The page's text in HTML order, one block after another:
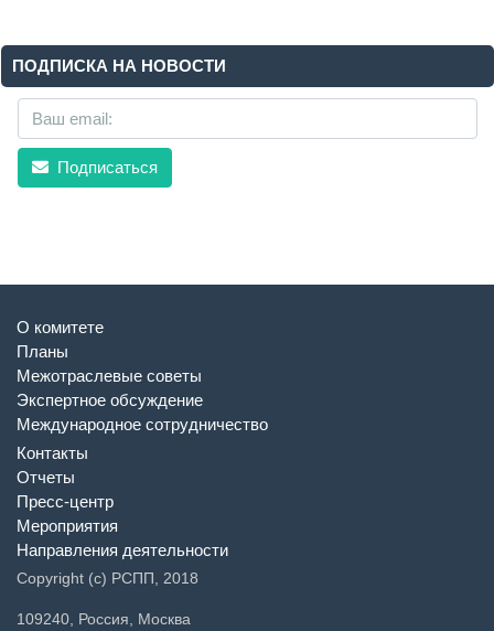
ПОДПИСКА НА НОВОСТИ
Подписаться
О комитете
Планы
Межотраслевые советы
Экспертное обсуждение
Международное сотрудничество
Контакты
Отчеты
Пресс-центр
Мероприятия
Направления деятельности
Copyright (c) РСПП, 2018
109240, Россия, Москва